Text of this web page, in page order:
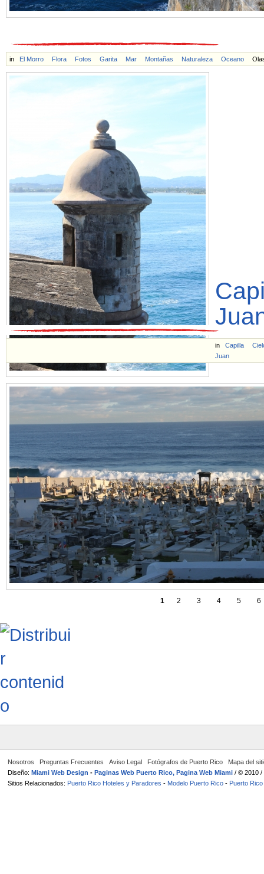
in El Morro Flora Fotos Garita Mar Montañas Naturaleza Oceano
in Capilla
Juan
1 2 3 4 5 6
Nosotros Preguntas Frecuentes Aviso Legal Fotógrafos de Puerto Rico
Mapa del
Diseño: Miami Web Design - Paginas Web Puerto Rico, Pagina Web Miami / © 2010 /
Sitios Relacionados: Puerto Rico Hoteles y Paradores - Modelo Puerto Rico - Puerto